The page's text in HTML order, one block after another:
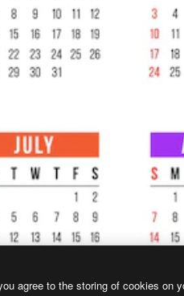
agree to the storing of cookies on